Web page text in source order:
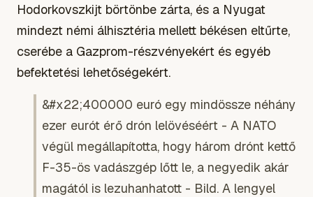
Hodorkovszkijt börtönbe zárta, és a Nyugat
mindezt némi álhisztéria mellett békésen eltűrte,
cserébe a Gazprom-részvényekért és egyéb
befektetési lehetőségekért.
&#x22;400000 euró egy mindössze néhány
ezer eurót érő drón lelövéséért - A NATO
végül megállapította, hogy három drónt kettő
F-35-ös vadászgép lőtt le, a negyedik akár
magától is lezuhanhatott - Bild. A lengyel